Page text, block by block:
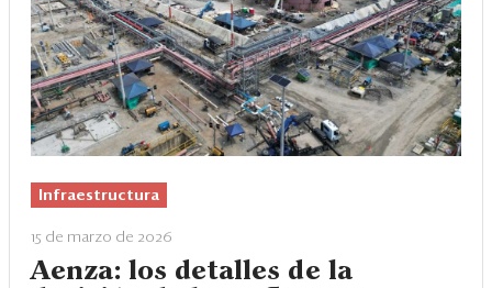
Infraestructura
15 de marzo de 2026
Aenza: los detalles de la